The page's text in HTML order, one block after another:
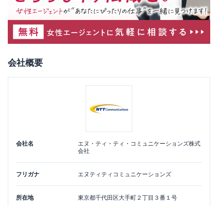
会社概要
会社名
エヌ・ティ・ティ・コミュニケーションズ株式
会社
フリガナ エヌティティコミュニケーションズ
所在地 東京都千代田区大手町２丁目３番１号